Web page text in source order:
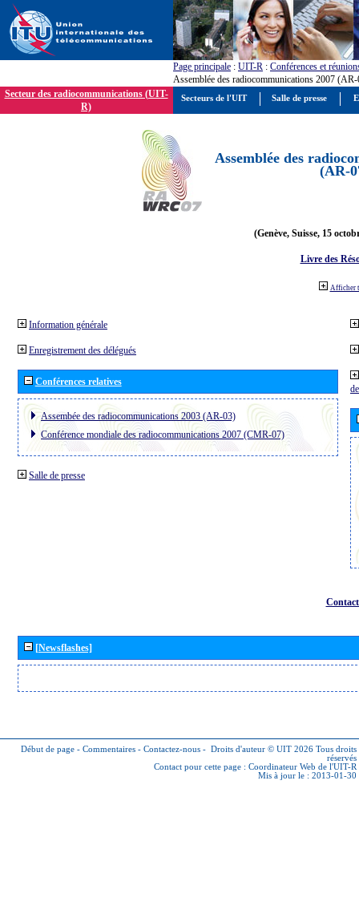
Page principale : UIT-R : Conférences et
Assemblée des radiocommunications 2007
Secteur des radiocommunications (UIT-
R)
Assemblée des
(AR-
(Genève, Suisse, 15
Livre des
Afficher
Information générale
Enregistrement des délégués
Conférences relatives
Assembée des radiocommunications 2003 (AR-03)
Conférence mondiale des radiocommunications 2007 (CMR-07)
Salle de presse
[Newsflashes]
Début de page - Commentaires - Contactez-nous - Droits d'auteur © UIT 2026 Tous droits
réservés
Contact pour cette page : Coordinateur Web de l'UIT-R
Mis à jour le : 2013-01-30
Secteurs de l'UIT Salle de presse